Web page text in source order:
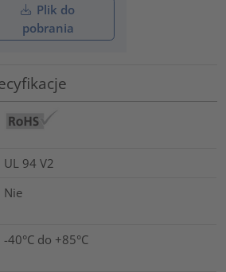
Plik do
pobrania
UL 94 V2
Nie
-40°C do +85°C